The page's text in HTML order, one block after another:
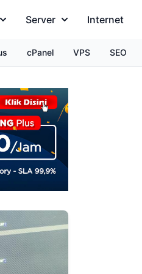
Server Internet
cPanel VPS SEO